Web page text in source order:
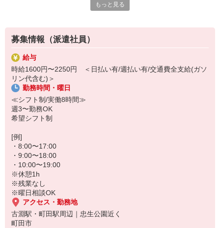
・軽作業の見守り、サポート
・施設内の清掃
・必要に応じた生活介助
・利用者の送迎（できる方のみでOK） など
▼初めての方でも安心して働ける環境
・専門知識は不要！まずは見守りからスタート◎
・充実した研修制度あり！未経験でもご安心ください♪
・先輩にいつでも聞けるアットホームな環境！
面倒な準備なしで、まずはお気軽にご応募ください♪
もっと見る
募集情報（派遣社員）
給与
時給1600円〜2250円 ＜日払い有/週払い有/交通費全支給(ガソ
リン代含む)＞
勤務時間・曜日
≪シフト制/実働8時間≫
週3〜勤務OK
希望シフト制
[例]
・8:00〜17:00
・9:00〜18:00
・10:00〜19:00
※休憩1h
※残業なし
※曜日相談OK
アクセス・勤務地
古淵駅・町田駅周辺｜忠生公園近く
町田市